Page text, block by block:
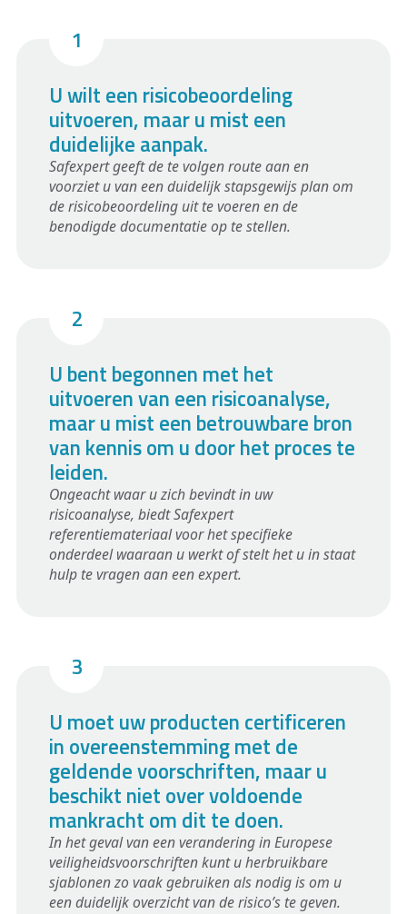
U wilt een risicobeoordeling
uitvoeren, maar u mist een
duidelijke aanpak.
Safexpert geeft de te volgen route aan en
voorziet u van een duidelijk stapsgewijs plan om
de risicobeoordeling uit te voeren en de
benodigde documentatie op te stellen.
U bent begonnen met het
uitvoeren van een risicoanalyse,
maar u mist een betrouwbare bron
van kennis om u door het proces te
leiden.
Ongeacht waar u zich bevindt in uw
risicoanalyse, biedt Safexpert
referentiemateriaal voor het specifieke
onderdeel waaraan u werkt of stelt het u in staat
hulp te vragen aan een expert.
U moet uw producten certificeren
in overeenstemming met de
geldende voorschriften, maar u
beschikt niet over voldoende
mankracht om dit te doen.
In het geval van een verandering in Europese
veiligheidsvoorschriften kunt u herbruikbare
sjablonen zo vaak gebruiken als nodig is om u
een duidelijk overzicht van de risico’s te geven.